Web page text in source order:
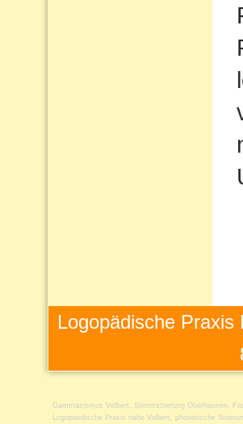
Logopädische
Gammazismus Velbert Stimmstoerung Oberhausen
Logopaedische Praxis nahe Velbert
phonetische